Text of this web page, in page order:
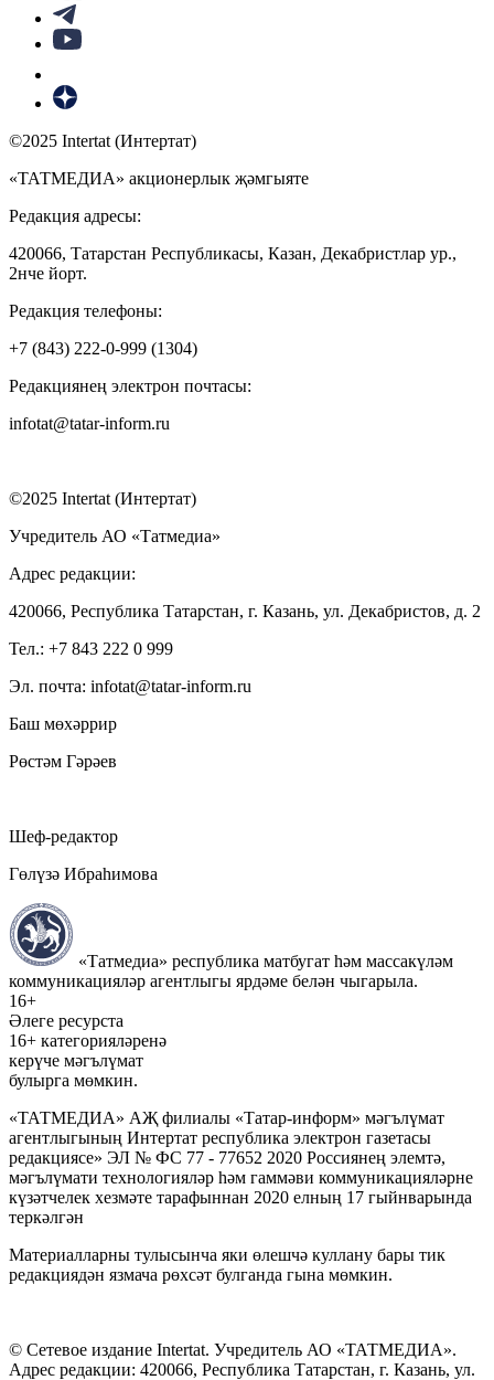
©2025 Intertat (Интертат)
«ТАТМЕДИА» акционерлык җәмгыяте
Редакция адресы:
420066, Татарстан Республикасы, Казан, Декабристлар ур.,
2нче йорт.
Редакция телефоны:
+7 (843) 222-0-999 (1304)
Редакциянең электрон почтасы:
infotat@tatar-inform.ru
©2025 Intertat (Интертат)
Учредитель АО «Татмедиа»
Адрес редакции:
420066, Республика Татарстан, г. Казань, ул. Декабристов, д. 2
Тел.: +7 843 222 0 999
Эл. почта: infotat@tatar-inform.ru
Баш мөхәррир
Рөстәм Гәрәев
Шеф-редактор
Гөлүзә Ибраһимова
«Татмедиа» республика матбугат һәм массакүләм
коммуникацияләр агентлыгы ярдәме белән чыгарыла.
16+
Әлеге ресурста
16+ категорияләренә
керүче мәгълүмат
булырга мөмкин.
«ТАТМЕДИА» АҖ филиалы «Татар-информ» мәгълүмат
агентлыгының Интертат республика электрон газетасы
редакциясе» ЭЛ № ФС 77 - 77652 2020 Россиянең элемтә,
мәгълүмати технологияләр һәм гаммәви коммуникацияләрне
күзәтчелек хезмәте тарафыннан 2020 елның 17 гыйнварында
теркәлгән
Материалларны тулысынча яки өлешчә куллану бары тик
редакциядән язмача рөхсәт булганда гына мөмкин.
© Сетевое издание Intertat. Учредитель АО «ТАТМЕДИА».
Адрес редакции: 420066, Республика Татарстан, г. Казань, ул.